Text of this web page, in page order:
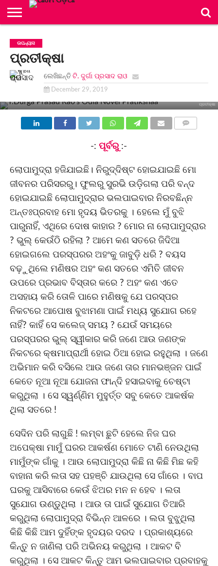
ପୃଷ୍ଠା
ବିଭାଗ
ସଂକଳନ
ଲେଖିକା/
ଲେଖକ
ମଣ୍ଡଳୀ
ନିୟମାବଳୀ
ସମ୍ପାଦକୀୟ
ମଣ୍ଡଳୀ
ବିଜ୍ଞାପନ
ଯୋଗାଯୋଗ
ଉପନ୍ୟାସ
ପ୍ରତୀକ୍ଷା
ଲେଖିଛନ୍ତି ଟି. ଦୁର୍ଗା ପ୍ରସାଦ ରାଓ
December 29, 2019
ପ୍ରତୀକ୍ଷା
-:ପୂର୍ବରୁ:-
ଲୋପାମୁଦ୍ରା ହଜିଯାଇଛି। ନିରୁଦ୍ଦିଷ୍ଟ ହୋଇଯାଇଛି ମୋ
ଜୀବନର ପରିସରରୁ। ଫୁଲରୁ ସୁରଭି ଉଡ଼ିଗଲା ପରି ବନ୍ଦ
ହୋଇଯାଇଛି ଲୋପାମୁଦ୍ରାର ଭଲପାଇବାର ନିରବଛିନ୍ନ
ଅନ୍ତଃପ୍ରବାହ ମୋ ହୃଦୟ ଭିତରକୁ । ହେଲେ ମୁଁ ବୁଝି
ପାରୁନାହିଁ, ଏଥିରେ ଦୋଷ କାହାର ? ମୋର ନା ଲୋପାମୁଦ୍ରାର
? ଭୁଲ୍ କେଉଁଠି ରହିଲା ? ଆମେ କଣ ସତରେ ଜିଦିଆ
ହୋଇଗଲେ ପରସ୍ପରର ଅହଂକୁ ଜାବୁଡ଼ି ଧରି ? ବୟସ
ବଢ଼ୁଥିଲେ ମଣିଷର ଅହଂ କଣ ସତରେ ଏମିତି ଜୀବନ
ଉପରେ ପ୍ରଭାବ ବିସ୍ତାର କରେ ? ଅହଂ କଣ ଏତେ
ଅସହାୟ କରି ତୋଳି ପାରେ ମଣିଷକୁ ଯେ ପରସ୍ପର
ନିକଟରେ ଆପୋଷ ବୁଝାମଣା ପାଇଁ ମଧ୍ୟ ସୁଯୋଗ ରହେ
ନାହିଁ? କାହିଁ ସେ କଲେଜ୍ ସମୟ ? ଯେଉଁ ସମୟରେ
ପରସ୍ପରର ଭୁଲ୍ ସ୍ୱୀକାର କରି ଜଣେ ଆଉ ଜଣଙ୍କ
ନିକଟରେ କ୍ଷମାପ୍ରାର୍ଥୀ ହୋଇ ଠିଆ ହୋଇ ରହୁଥିଲା । ଜଣେ
ଅଭିମାନ କରି ବସିଲେ ଆଉ ଜଣେ ତାର ମାନଭଞ୍ଜନ ପାଇଁ
କେତେ ନୂଆ ନୂଆ ଯୋଜନା ଫାନ୍ଦି ହସାଇବାକୁ ଚେଷ୍ଟା
କରୁଥିଲା । ସେ ସ୍ୱର୍ଣ୍ଣିମ ମୁହୁର୍ତ୍ତ ସବୁ କେତେ ଆକର୍ଷକ
ଥିଲା ସତରେ !
ସେଦିନ ପରି ଲାଗୁଛି ! ଲମ୍ବା ଛୁଟି ହେଲେ ନିଜ ଘର
ଅପେକ୍ଷା ମାମୁଁ ଘରର ଆକର୍ଷଣ ମୋତେ ଟାଣି ନେଉଥିଲା
ମାମୁଁଙ୍କ ଗାଁକୁ । ଆଉ ଲୋପାମୁଦ୍ରା କିଛି ନା କିଛି ମିଛ କହି
ବାହାନା କରି ଲତା ସହ ପହଞ୍ଚି ଯାଉଥିଲା ସେ ଗାଁରେ । ବାପ
ଘରକୁ ଆସିବାରେ କେଉଁ ଝିଅର ମନ ନ ହେବ । ଲତା
ସୁଯୋଗ ଉଣ୍ଡୁଥିଲା । ଆଉ ତା ପାଇଁ ସୁଯୋଗ ତିଆରି
କରୁଥିଲା ଲୋପାମୁଦ୍ରା ବିଭିନ୍ନ ଆଳରେ । ଲତା ବୁଝୁଥିଲା
କିଛି କିଛି ଆମ ଦୁହିଁଙ୍କ ହୃଦୟର ଦରଦ । ପ୍ରକାଶ୍ୟରେ
କିନ୍ତୁ ନ ଜାଣିଲା ପରି ଅଭିନୟ କରୁଥିଲା । ଆକଟ ବି
କରୁଥିଲା । ସେ ଆକଟ କିନ୍ତୁ ଆମ ଭଲପାଇବାର ପ୍ରବାହକୁ